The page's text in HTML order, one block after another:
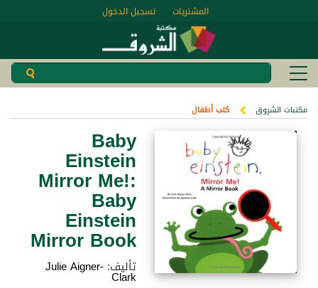
تسجيل الدخول المشتريات
مكتبات الشروق كتب أطفال
Baby
Einstein
Mirror Me!:
Baby
Einstein
Mirror Book
تأليف:Julie Aigner-
Clark